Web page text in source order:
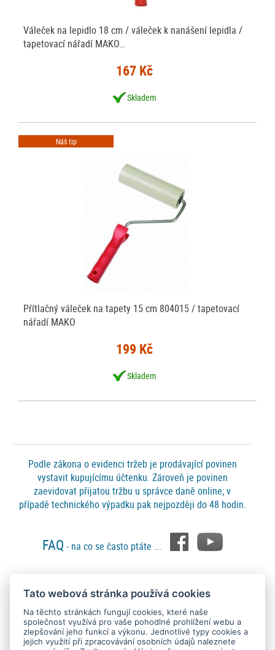
Váleček na lepidlo 18 cm / váleček k nanášení lepidla /
tapetovací nářadí MAKO…
167 Kč
Skladem
Náš tip
Přítlačný váleček na tapety 15 cm 804015 / tapetovací
nářadí MAKO
199 Kč
Skladem
Podle zákona o evidenci tržeb je prodávající povinen
vystavit kupujícímu účtenku. Zároveň je povinen
zaevidovat přijatou tržbu u správce daně online; v
případě technického výpadku pak nejpozději do 48 hodin.
FAQ - na co se často ptáte ...
Platební metody
Tato webová stránka používá cookies
Na těchto stránkách fungují cookies, které naše
společnost využívá pro vaše pohodlné prohlížení webu a
zlepšování jeho funkcí a výkonu. Jednotlivé typy cookies a
jejich využití při zpracovávání osobních údajů naleznete